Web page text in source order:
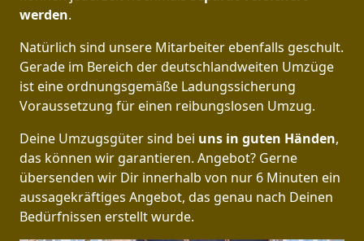
werden.
Natürlich sind unsere Mitarbeiter ebenfalls geschult.
Gerade im Bereich der deutschlandweiten Umzüge
ist eine ordnungsgemäße Ladungssicherung
Voraussetzung für einen reibungslosen Umzug.
Deine Umzugsgüter sind bei uns in guten Händen,
das können wir garantieren. Angebot? Gerne
übersenden wir Dir innerhalb von nur 6 Minuten ein
aussagekräftiges Angebot, das genau nach Deinen
Bedürfnissen erstellt wurde.